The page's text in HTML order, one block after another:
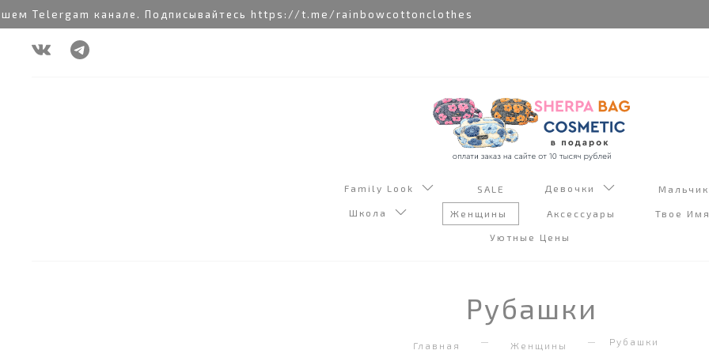
Telergam канале. Подписывайтесь https://t.me/rainbowcottonclothes
Family Look SALE Девочки
Школа Женщины Аксессуары Твое Имя
Уютные Цены
Рубашки
Главная Женщины Рубашки